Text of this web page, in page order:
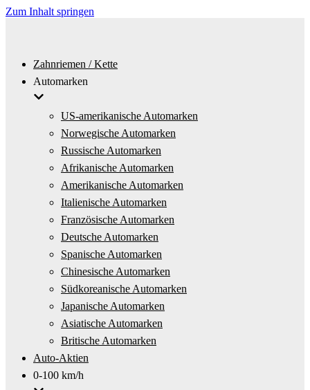
Zum Inhalt springen
Zahnriemen / Kette
Automarken
US-amerikanische Automarken
Norwegische Automarken
Russische Automarken
Afrikanische Automarken
Amerikanische Automarken
Italienische Automarken
Französische Automarken
Deutsche Automarken
Spanische Automarken
Chinesische Automarken
Südkoreanische Automarken
Japanische Automarken
Asiatische Automarken
Britische Automarken
Auto-Aktien
0-100 km/h